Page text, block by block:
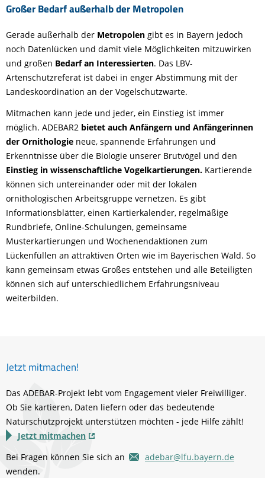
Großer Bedarf außerhalb der Metropolen
Gerade außerhalb der Metropolen gibt es in Bayern jedoch
noch Datenlücken und damit viele Möglichkeiten mitzuwirken
und großen Bedarf an Interessierten. Das LBV-
Artenschutzreferat ist dabei in enger Abstimmung mit der
Landeskoordination an der Vogelschutzwarte.
Mitmachen kann jede und jeder, ein Einstieg ist immer
möglich. ADEBAR2 bietet auch Anfängern und Anfängerinnen
der Ornithologie neue, spannende Erfahrungen und
Erkenntnisse über die Biologie unserer Brutvögel und den
Einstieg in wissenschaftliche Vogelkartierungen. Kartierende
können sich untereinander oder mit der lokalen
ornithologischen Arbeitsgruppe vernetzen. Es gibt
Informationsblätter, einen Kartierkalender, regelmäßige
Rundbriefe, Online-Schulungen, gemeinsame
Musterkartierungen und Wochenendaktionen zum
Lückenfüllen an attraktiven Orten wie im Bayerischen Wald. So
kann gemeinsam etwas Großes entstehen und alle Beteiligten
können sich auf unterschiedlichem Erfahrungsniveau
weiterbilden.
Jetzt mitmachen!
Das ADEBAR-Projekt lebt vom Engagement vieler Freiwilliger.
Ob Sie kartieren, Daten liefern oder das bedeutende
Naturschutzprojekt unterstützen möchten - jede Hilfe zählt!
Jetzt mitmachen
Bei Fragen können Sie sich an
adebar@lfu.bayern.de
wenden.